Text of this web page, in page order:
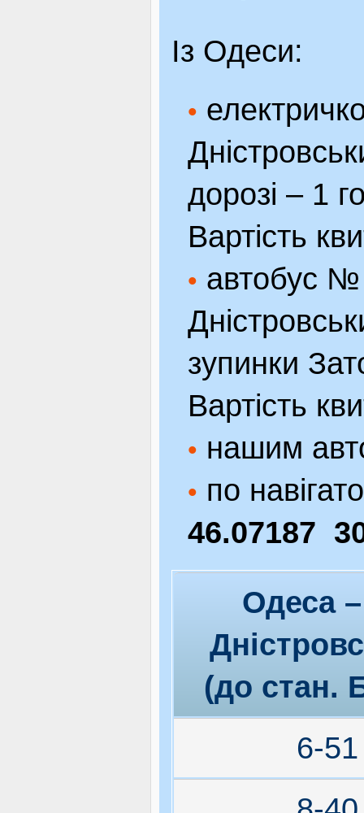
Із Одеси:
•
дорозі – 1
Вартість
• автобус №
зупинки
Вартість
• нашим
• по
46.07187
Одеса
(до стан.
6-51